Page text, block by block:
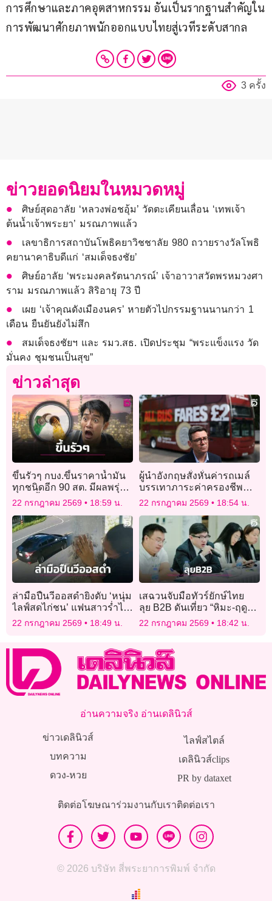
การศึกษาและภาคอุตสาหกรรม อันเป็นรากฐานสำคัญใน
การพัฒนาศักยภาพนักออกแบบไทยสู่เวทีระดับสากล
3 ครั้ง
ข่าวยอดนิยมในหมวดหมู่
ศิษย์สุดอาลัย ‘หลวงพ่อชอุ้ม’ วัดตะเคียนเลื่อน ‘เทพเจ้า
ต้นน้ำเจ้าพระยา’ มรณภาพแล้ว
เลขาธิการสถาบันโพธิคยาวิชชาลัย 980 ถวายรางวัลโพธิ
คยานาคาธิบดีแก่ ‘สมเด็จธงชัย’
ศิษย์อาลัย ‘พระมงคลรัตนาภรณ์’ เจ้าอาวาสวัดพรหมวงศา
ราม มรณภาพแล้ว สิริอายุ 73 ปี
เผย ‘เจ้าคุณดังเมืองนคร’ หายตัวไปกรรมฐานนานกว่า 1
เดือน ยืนยันยังไม่สึก
สมเด็จธงชัยฯ และ รมว.สธ. เปิดประชุม “พระแข็งแรง วัด
มั่นคง ชุมชนเป็นสุข”
ข่าวล่าสุด
ขึ้นรัวๆ กบง.ขึ้นราคาน้ำมัน
ทุกชนิดอีก 90 สต. มีผลพรุ่งนี้
2 วันขึ้นแล้ว 1.75 บ.
22 กรกฎาคม 2569 18:59 น.
ผู้นำอังกฤษสั่งหั่นค่ารถเมล์
บรรเทาภาระค่าครองชีพ
ประชาชน
22 กรกฎาคม 2569 18:54 น.
ล่ามือปืนวีออสดำยิงดับ ‘หนุ่ม
ไลฟ์สดไก่ชน’ แฟนสาวร่ำไห้
ใจจะขาด เผยวางแผน
แต่งงานปีหน้า!
22 กรกฎาคม 2569 18:49 น.
เสฉวนจับมือทัวร์ยักษ์ไทย
ลุย B2B ดันเที่ยว “หิมะ-ฤดู
หนาว”
22 กรกฎาคม 2569 18:42 น.
อ่านความจริง อ่านเดลินิวส์
ข่าวเดลินิวส์
บทความ
ดวง-หวย
ไลฟ์สไตล์
เดลินิวส์clips
PR by dataxet
ติดต่อโฆษณาร่วมงานกับเราติดต่อเรา
© 2026 บริษัท สี่พระยาการพิมพ์ จำกัด